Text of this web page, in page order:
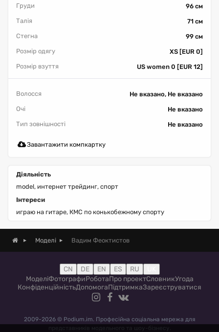
Груди
96 см
Талія
71 см
Стегна
99 см
Розмір одягу
XS [EUR 0]
Розмір взуття
US women 0 [EUR 12]
Волосся
Не вказано, Не вказано
Очі
Не вказано
Тип зовнішності
Не вказано
Завантажити компкартку
Діяльність
model, интернет трейдинг, спорт
Інтереси
играю на гитаре, КМС по конькобежному спорту
Моделі Вадим Феоктистов
CN DE EN ES RU
МоделіФотографиРоботаПро проектСловникУгода
КонфіденційністьДопомогаПідтримкаЗареєструватися
2009-2026 © Podium.im. Професійна соціальна мережа для
представників модельного та шоу-бізнесу.